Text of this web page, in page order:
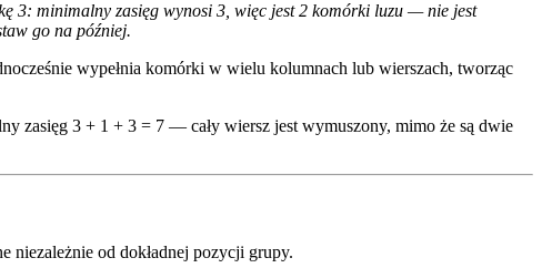
3: minimalny zasięg wynosi 3, więc jest 2 komórki luzu — nie jest
go na później.
wypełnia komórki w wielu kolumnach lub wierszach, tworząc
zasięg 3 + 1 + 3 = 7 — cały wiersz jest wymuszony, mimo że są dwie
niezależnie od dokładnej pozycji grupy.